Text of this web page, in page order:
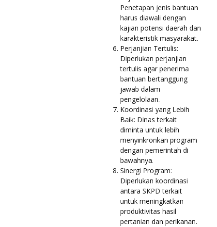
Penetapan jenis bantuan
harus diawali dengan
kajian potensi daerah dan
karakteristik masyarakat.
Perjanjian Tertulis:
Diperlukan perjanjian
tertulis agar penerima
bantuan bertanggung
jawab dalam
pengelolaan.
Koordinasi yang Lebih
Baik: Dinas terkait
diminta untuk lebih
menyinkronkan program
dengan pemerintah di
bawahnya.
Sinergi Program:
Diperlukan koordinasi
antara SKPD terkait
untuk meningkatkan
produktivitas hasil
pertanian dan perikanan.